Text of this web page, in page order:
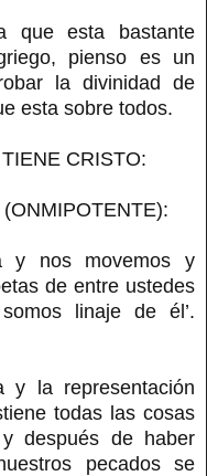
que esta bastante
pienso es un
la divinidad de
esta sobre todos.
CRISTO:
y nos movemos y
de entre ustedes
linaje de él’.
la representación
todas las cosas
después de haber
pecados se